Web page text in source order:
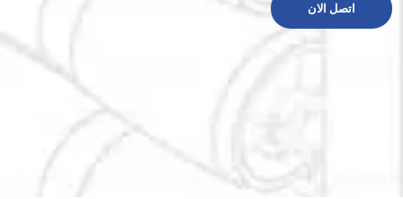
اتصل الان